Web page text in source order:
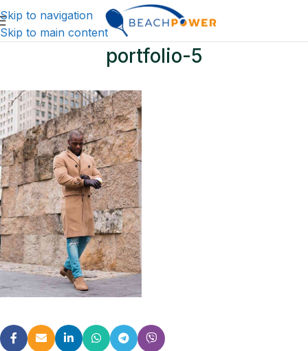
Skip to navigation
Skip to main content
portfolio-5